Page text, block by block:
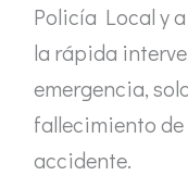
Policía Local y
la rápida
emergencia,
fallecimiento de
accidente.